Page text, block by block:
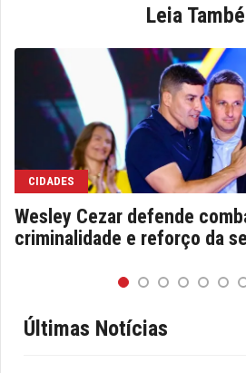
Leia
CIDADES
Wesley Cezar defende
criminalidade e reforço da
Últimas Notícias